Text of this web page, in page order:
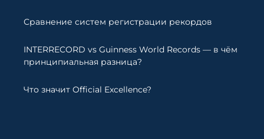
Сравнение систем регистрации рекордов
INTERRECORD vs Guinness World Records — в чём
принципиальная разница?
Что значит Official Excellence?